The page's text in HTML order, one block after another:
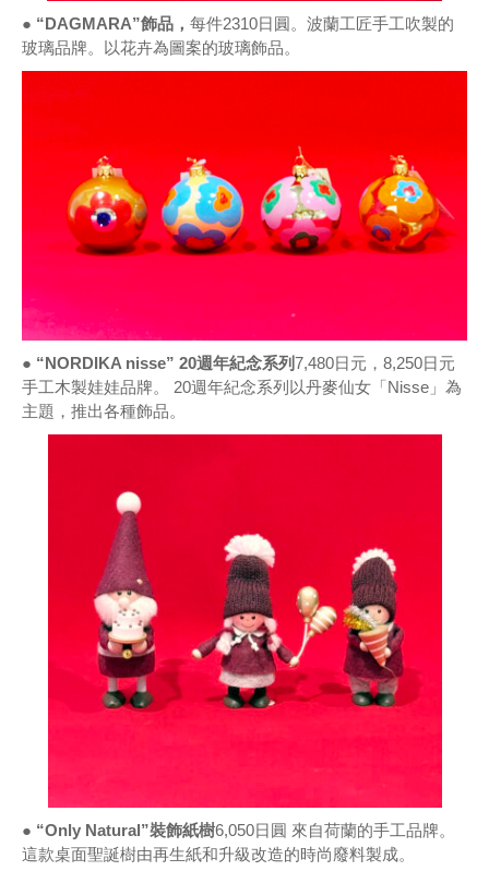
● “DAGMARA”飾品， 每件2310日圓。波蘭工匠手工吹製的
玻璃品牌。以花卉為圖案的玻璃飾品。
● “NORDIKA nisse” 20週年紀念系列7,480日元，8,250日元
手工木製娃娃品牌。 20週年紀念系列以丹麥仙女「Nisse」為
主題，推出各種飾品。
● “Only Natural”裝飾紙樹6,050日圓 來自荷蘭的手工品牌。
這款桌面聖誕樹由再生紙和升級改造的時尚廢料製成。